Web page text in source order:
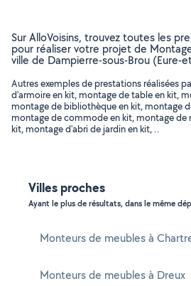
Sur AlloVoisins, trouvez toutes les
pour réaliser votre projet de
ville de Dampierre-sous-Brou (Eure-
Autres exemples de prestations réalisées
d'armoire en kit, montage de table en kit,
montage de bibliothèque en kit, montage
montage de commode en kit, montage de
kit, montage d'abri de jardin en kit, ..
Villes proches
Ayant le plus de résultats, dans le même
Monteurs de meubles à
Monteurs de meubles à Dreux